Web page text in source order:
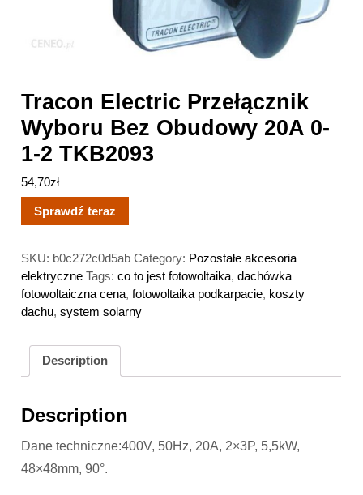
Tracon Electric Przełącznik
Wyboru Bez Obudowy 20A 0-
1-2 TKB2093
54,70zł
Sprawdź teraz
SKU: b0c272c0d5ab Category: Pozostałe akcesoria
elektryczne Tags:co to jest fotowoltaika,dachówka
fotowoltaiczna cena,fotowoltaika podkarpacie, koszty
dachu,system solarny
Description
Description
Dane techniczne:400V, 50Hz, 20A, 2×3P, 5,5kW,
48×48mm, 90°.